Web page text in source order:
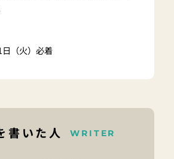
（火）必着
書いた人 WRITER